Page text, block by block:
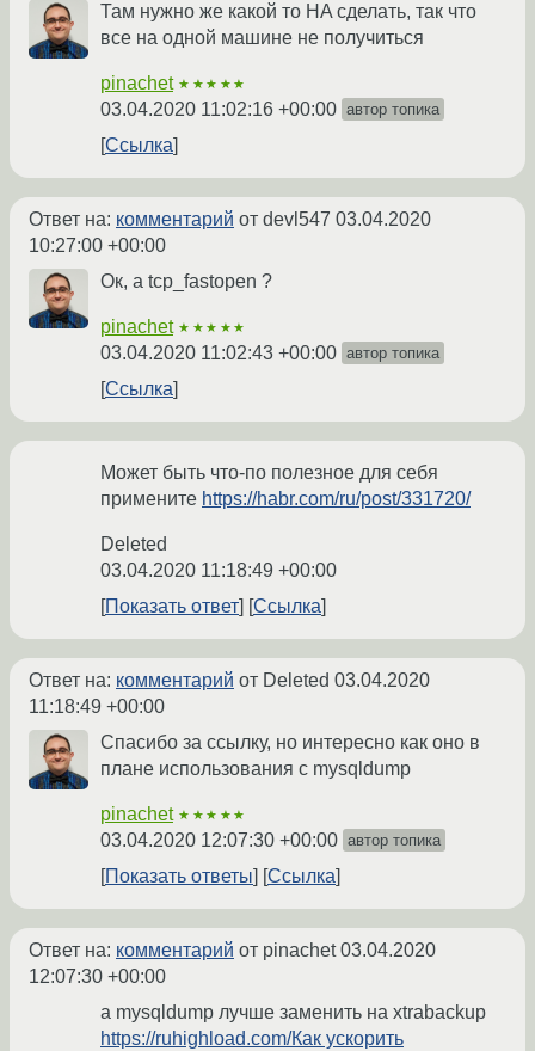
Там нужно же какой то HA сделать, так что
все на одной машине не получиться
pinachet ★★★★★
03.04.2020 11:02:16 +00:00 автор топика
Ссылка
Ответ на: комментарий от devl547 03.04.2020
10:27:00 +00:00
Ок, а tcp_fastopen ?
pinachet ★★★★★
03.04.2020 11:02:43 +00:00 автор топика
Ссылка
Может быть что-по полезное для себя
примените https://habr.com/ru/post/331720/
Deleted
03.04.2020 11:18:49 +00:00
Показать ответ
Ссылка
Ответ на: комментарий от Deleted 03.04.2020
11:18:49 +00:00
Спасибо за ссылку, но интересно как оно в
плане использования c mysqldump
pinachet ★★★★★
03.04.2020 12:07:30 +00:00 автор топика
Показать ответы Ссылка
Ответ на: комментарий от pinachet03.04.2020
12:07:30 +00:00
а mysqldump лучше заменить на xtrabackup
https://ruhighload.com/Как ускорить